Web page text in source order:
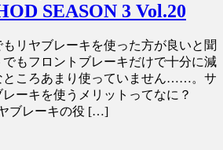
SEASON 3 Vol.20
リヤブレーキを使った方が良いと聞
でもフロントブレーキだけで十分に減
ところあまり使っていません……。サ
ーキを使うメリットってなに？
ブレーキの役 […]